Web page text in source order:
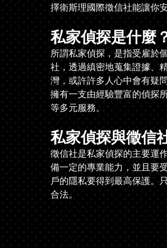
擇衛斯理國際徵信社能讓你
私家偵探是什麼
所謂私家偵探，是指受雇於
社，透過縝密地蒐集證據、
灣，或許許多人心中會有疑
擁有一支由經驗豐富的偵探
等多元服務。
私家偵探與徵信
徵信社是私家偵探的主要運
備一定的專業能力，並且要
戶的隱私要得到最高保護。
合法。